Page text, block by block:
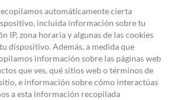
automáticamente cierta
incluida información sobre tu
IP, zona horaria y algunas de las cookies
dispositivo. Además, a medida que
información sobre las páginas web
que ves, qué sitios web o términos de
e información sobre cómo interactúas
a esta información recopilada